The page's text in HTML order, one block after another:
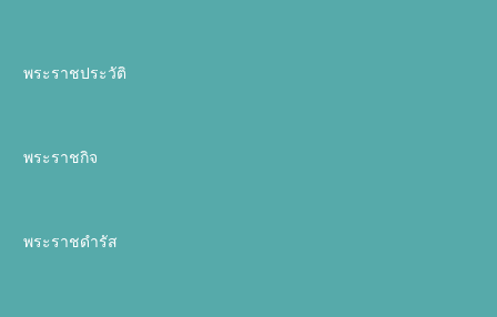
พระราชประวัติ
พระราชกิจ
พระราชดำรัส